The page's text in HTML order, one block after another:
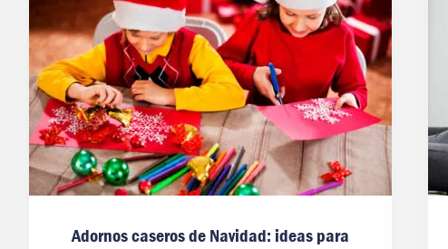
Adornos caseros de Navidad: ideas para